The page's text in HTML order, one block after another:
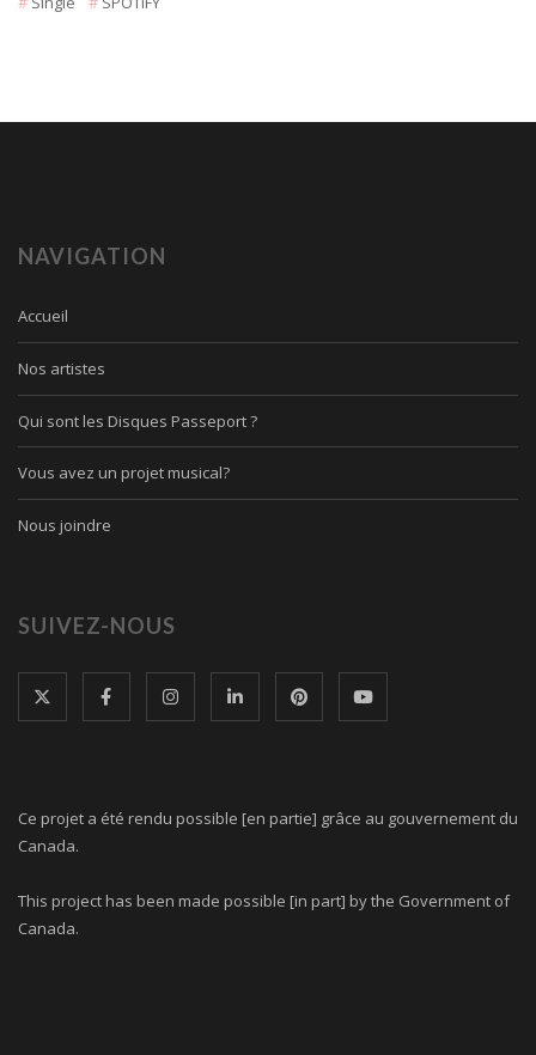
NAVIGATION
Accueil
Nos artistes
Qui sont les Disques Passeport ?
Vous avez un projet musical?
Nous joindre
SUIVEZ-NOUS
Ce projet a été rendu possible [en partie] grâce au gouvernement du
Canada.
This project has been made possible [in part] by the Government of
Canada.